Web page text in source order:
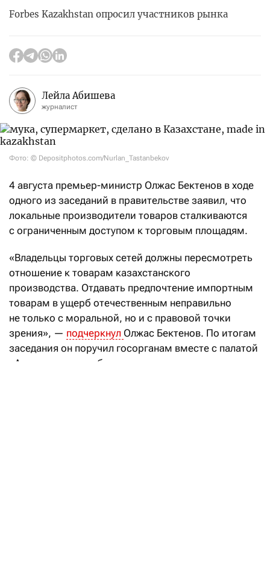
Forbes Kazakhstan опросил участников рынка
Лейла Абишева
журналист
Фото: © Depositphotos.com/Nurlan_Tastanbekov
4 августа премьер-министр Олжас Бектенов в ходе
одного из заседаний в правительстве заявил, что
локальные производители товаров сталкиваются
с ограниченным доступом к торговым площадям.
«Владельцы торговых сетей должны пересмотреть
отношение к товарам казахстанского
производства. Отдавать предпочтение импортным
товарам в ущерб отечественным неправильно
не только с моральной, но и с правовой точки
зрения», — подчеркнул Олжас Бектенов. По итогам
заседания он поручил госорганам вместе с палатой
«Атамекен» разработать механизмы